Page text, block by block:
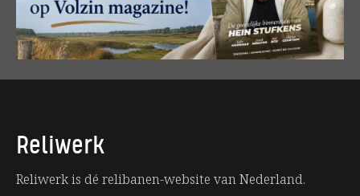
Reliwerk
Reliwerk is dé relibanen-website van Nederland.